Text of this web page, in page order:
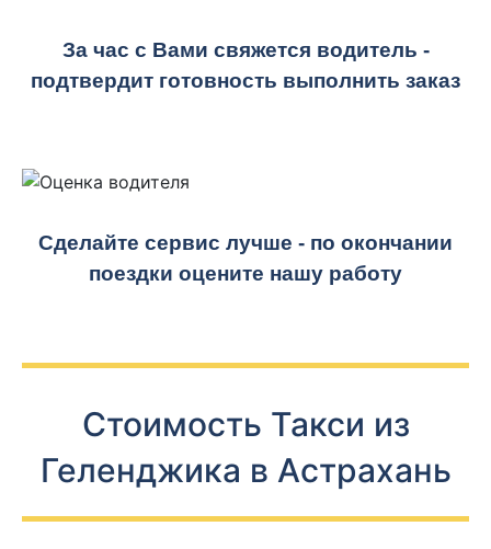
За час с Вами свяжется водитель -
подтвердит готовность выполнить заказ
Сделайте сервис лучше - по окончании
поездки оцените нашу работу
Стоимость Такси из
Геленджика в Астрахань